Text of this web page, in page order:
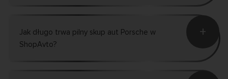
Jak długo trwa pilny skup aut Porsche w
ShopAvto?
+